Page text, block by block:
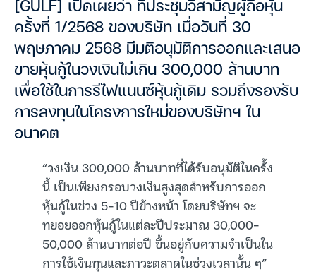
[GULF] เปิดเผยว่า ที่ประชุมวิสามัญผู้ถือหุ้น
ครั้งที่ 1/2568 ของบริษัท เมื่อวันที่ 30
พฤษภาคม 2568 มีมติอนุมัติการออกและเสนอ
ขายหุ้นกู้ในวงเงินไม่เกิน 300,000 ล้านบาท
เพื่อใช้ในการรีไฟแนนซ์หุ้นกู้เดิม รวมถึงรองรับ
การลงทุนในโครงการใหม่ของบริษัทฯ ใน
อนาคต
“วงเงิน 300,000 ล้านบาทที่ได้รับอนุมัติในครั้ง
นี้ เป็นเพียงกรอบวงเงินสูงสุดสำหรับการออก
หุ้นกู้ในช่วง 5–10 ปีข้างหน้า โดยบริษัทฯ จะ
ทยอยออกหุ้นกู้ในแต่ละปีประมาณ 30,000–
50,000 ล้านบาทต่อปี ขึ้นอยู่กับความจำเป็นใน
การใช้เงินทุนและภาวะตลาดในช่วงเวลานั้น ๆ”